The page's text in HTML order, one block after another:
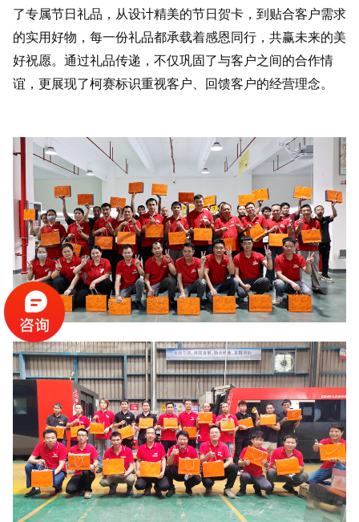
了专属节日礼品，从设计精美的节日贺卡，到贴合客户需求
的实用好物，每一份礼品都承载着感恩同行，共赢未来的美
好祝愿。通过礼品传递，不仅巩固了与客户之间的合作情
谊，更展现了柯赛标识重视客户、回馈客户的经营理念。